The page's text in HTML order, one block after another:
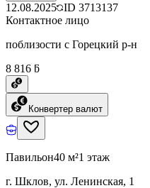
12.08.2025 ID 3713137
Контактное лицо
поблизости с Горецкий р-н
8 816 ƃ
Конвертер валют
Павильон40 м²1 этаж
г. Шклов, ул. Ленинская, 1